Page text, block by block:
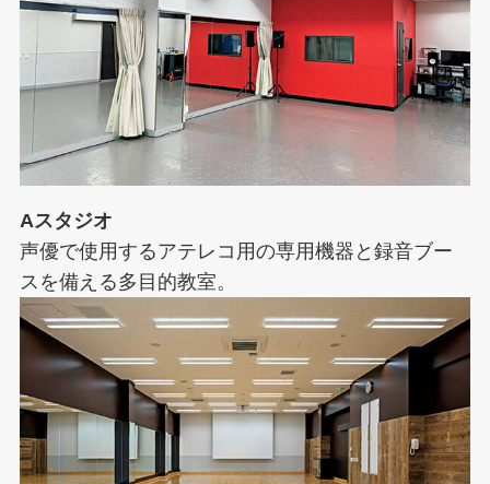
Aスタジオ
声優で使用するアテレコ用の専用機器と録音ブー
スを備える多目的教室。